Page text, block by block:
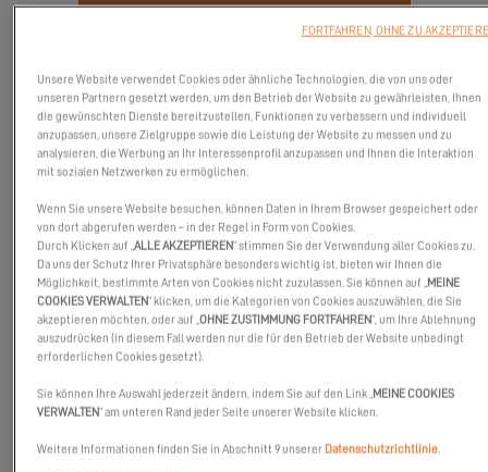
anderen Segelns zu entdecken.
Unsere Website verwendet Cookies oder ähnliche Technologien, die von uns oder
unseren Partnern gesetzt werden, um den Betrieb der Website zu gewährleisten, Ihnen
die gewünschten Dienste bereitzustellen, Funktionen zu verbessern und individuell
anzupassen, unsere Zielgruppe sowie die Leistung der Website zu messen und zu
analysieren, die Werbung an Ihr Interessenprofil anzupassen und Ihnen die Interaktion
mit sozialen Netzwerken zu ermöglichen.
Wenn Sie unsere Website besuchen, können Daten in Ihrem Browser gespeichert oder
von dort abgerufen werden – in der Regel in Form von Cookies.
Durch Klicken auf „ALLE AKZEPTIEREN“ stimmen Sie der Verwendung aller Cookies zu.
Da uns der Schutz Ihrer Privatsphäre besonders wichtig ist, bieten wir Ihnen die
Möglichkeit, bestimmte Arten von Cookies nicht zuzulassen. Sie können auf „MEINE
COOKIES VERWALTEN“ klicken, um die Kategorien von Cookies auszuwählen, die Sie
akzeptieren möchten, oder auf „OHNE ZUSTIMMUNG FORTFAHREN“, um Ihre Ablehnung
auszudrücken (in diesem Fall werden nur die für den Betrieb der Website unbedingt
erforderlichen Cookies gesetzt).
Sie können Ihre Auswahl jederzeit ändern, indem Sie auf den Link „MEINE COOKIES
VERWALTEN“ am unteren Rand jeder Seite unserer Website klicken.
Weitere Informationen finden Sie in Abschnitt 9 unserer Datenschutzrichtlinie.
FORTFAHREN, OHNE ZU